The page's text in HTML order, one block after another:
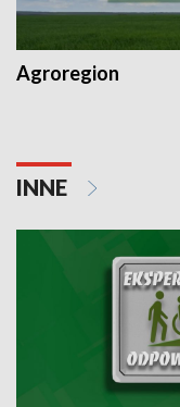
Agroregion
INNE